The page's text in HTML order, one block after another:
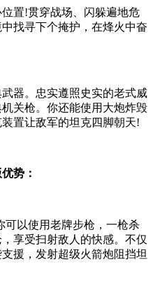
置!贯穿战场、闪躲遍地危
找寻下个掩护，在烽火中奋
器。忠实遵照史实的老式威
关枪。你还能使用大炮炸毁
置让敌军的坦克四脚朝天!
势：
可以使用老牌步枪，一枪杀
享受扫射敌人的快感。不仅
援，发射超级火箭炮阻挡坦